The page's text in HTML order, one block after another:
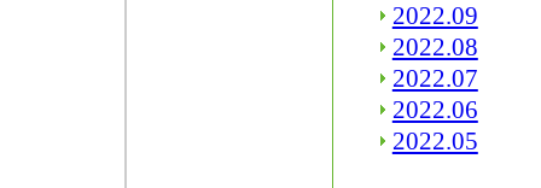
2022.09
2022.08
2022.07
2022.06
2022.05